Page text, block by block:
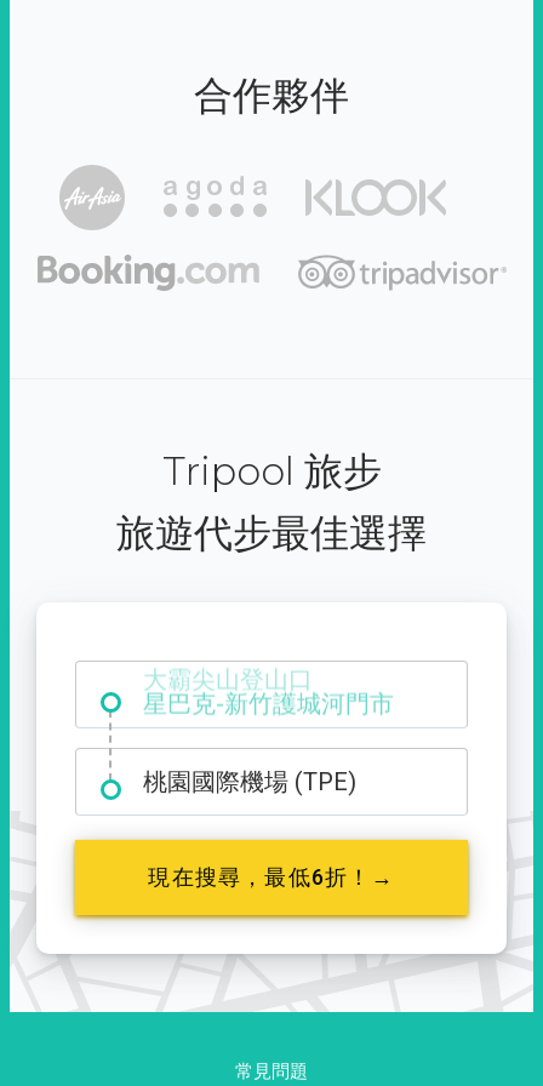
合作夥伴
Tripool 旅步
旅遊代步最佳選擇
大霸尖山登山口
桃園國際機場 (TPE)
現在搜尋，最低6折！→
常見問題